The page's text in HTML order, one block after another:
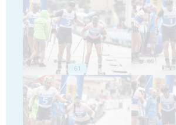
61